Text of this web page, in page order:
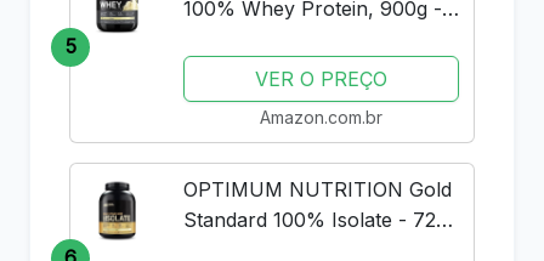
5
100% Whey Protein, 900g -
VER O PREÇO
Amazon.com.br
OPTIMUM NUTRITION Gold
Standard 100% Isolate - 720g